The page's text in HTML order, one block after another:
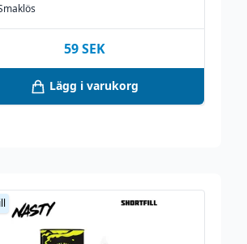
59 SEK
Lägg i varukorg